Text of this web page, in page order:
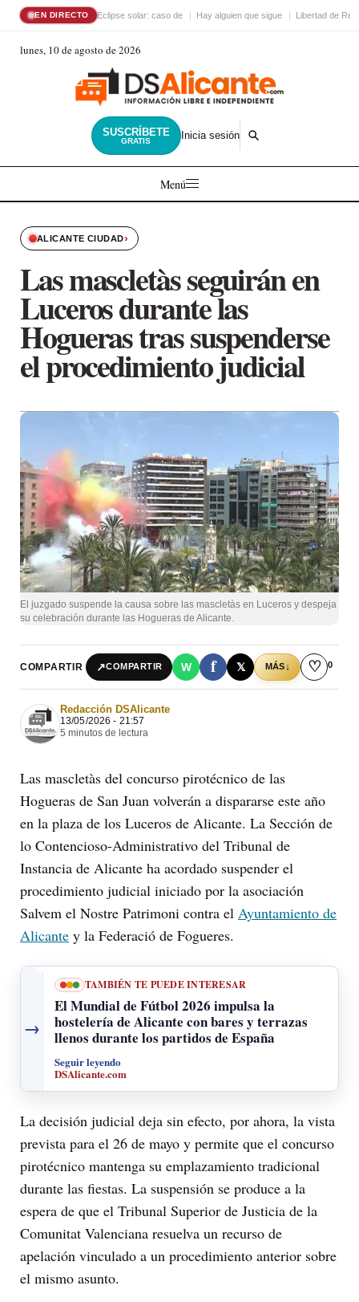
EN DIRECTO Eclipse solar: caso de Hay alguien que sigue Libertad de
lunes, 10 de agosto de 2026
SUSCRÍBETE
GRATIS Inicia sesión
Menú
ALICANTE CIUDAD›
Las mascletàs seguirán en
Luceros durante las
Hogueras tras suspenderse
el procedimiento judicial
El juzgado suspende la causa sobre las mascletàs en Luceros y despeja
su celebración durante las Hogueras de Alicante.
COMPARTIR ↗COMPARTIR W f 𝕏 MÁS↓ ♡ 0
Redacción DSAlicante
13/05/2026 - 21:57
5 minutos de lectura
Las mascletàs del concurso pirotécnico de las
Hogueras de San Juan volverán a dispararse este año
en la plaza de los Luceros de Alicante. La Sección de
lo Contencioso-Administrativo del Tribunal de
Instancia de Alicante ha acordado suspender el
procedimiento judicial iniciado por la asociación
Salvem el Nostre Patrimoni contra el Ayuntamiento de
Alicante y la Federació de Fogueres.
→
TAMBIÉN TE PUEDE INTERESAR
El Mundial de Fútbol 2026 impulsa la
hostelería de Alicante con bares y terrazas
llenos durante los partidos de España
Seguir leyendo
DSAlicante.com
La decisión judicial deja sin efecto, por ahora, la vista
prevista para el 26 de mayo y permite que el concurso
pirotécnico mantenga su emplazamiento tradicional
durante las fiestas. La suspensión se produce a la
espera de que el Tribunal Superior de Justicia de la
Comunitat Valenciana resuelva un recurso de
apelación vinculado a un procedimiento anterior sobre
el mismo asunto.